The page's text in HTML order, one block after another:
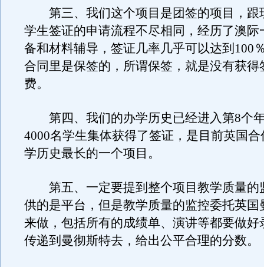
第三、我们这个项目是团签的项目，跟
学生签证的申请流程不尽相同，经历了澳际
备和材料辅导，签证几率几乎可以达到100
合同里是保签的，所谓保签，就是没有获得
费。
第四、我们的办学历史已经进入第8个
4000名学生集体获得了签证，是目前英国
学历史最长的一个项目。
第五、一定要提到整个项目教学质量的
供的是平台，但是教学质量的监控委托英国
来做，包括所有的成绩单、演讲等都要做好
传递到曼彻斯特去，给出公平合理的分数。